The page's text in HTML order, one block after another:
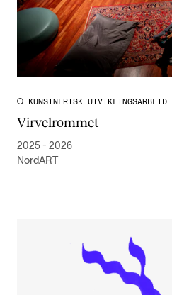
KUNSTNERISK UTVIKLINGSARBEID
Virvelrommet
2025 - 2026
NordART